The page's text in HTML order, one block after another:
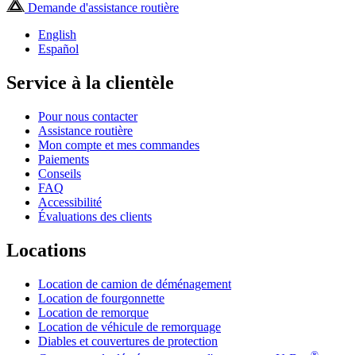
Demande d'assistance routière
English
Español
Service à la clientèle
Pour nous contacter
Assistance routière
Mon compte et mes commandes
Paiements
Conseils
FAQ
Accessibilité
Évaluations des clients
Locations
Location de camion de déménagement
Location de fourgonnette
Location de remorque
Location de véhicule de remorquage
Diables et couvertures de protection